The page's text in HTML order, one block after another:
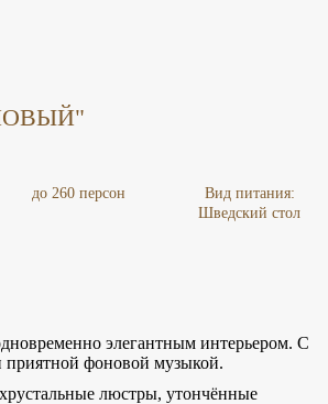
до 260 персон
Вид питания:
Шведский стол
элегантным интерьером. С
фоновой музыкой.
люстры, утончённые